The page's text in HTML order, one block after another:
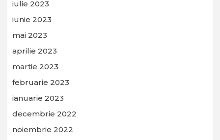
iulie 2023
iunie 2023
mai 2023
aprilie 2023
martie 2023
februarie 2023
ianuarie 2023
decembrie 2022
noiembrie 2022